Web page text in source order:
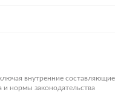
внутренние
и нормы законодательства